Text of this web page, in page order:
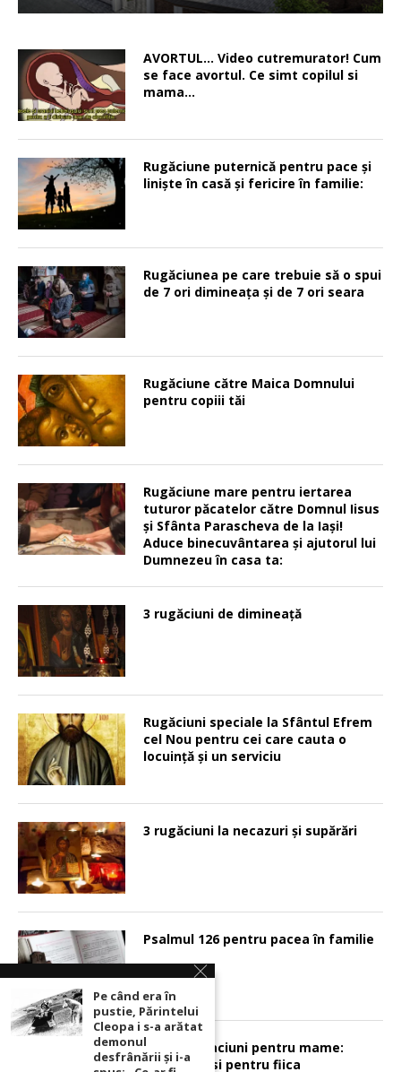
AVORTUL… Video cutremurator! Cum
se face avortul. Ce simt copilul si
mama…
Rugăciune puternică pentru pace şi
linişte în casă şi fericire în familie:
Rugăciunea pe care trebuie să o spui
de 7 ori dimineața și de 7 ori seara
Rugăciune către Maica Domnului
pentru copiii tăi
Rugăciune mare pentru iertarea
tuturor păcatelor către Domnul Iisus
şi Sfânta Parascheva de la Iaşi!
Aduce binecuvântarea şi ajutorul lui
Dumnezeu în casa ta:
3 rugăciuni de dimineață
Rugăciuni speciale la Sfântul Efrem
cel Nou pentru cei care cauta o
locuinţă şi un serviciu
3 rugăciuni la necazuri și supărări
Psalmul 126 pentru pacea în familie
Sunt 2 rugaciuni pentru mame:
pentru fiu si pentru fiica
Pe când era în
pustie, Părintelui
Cleopa i s-a arătat
demonul
desfrânării şi i-a